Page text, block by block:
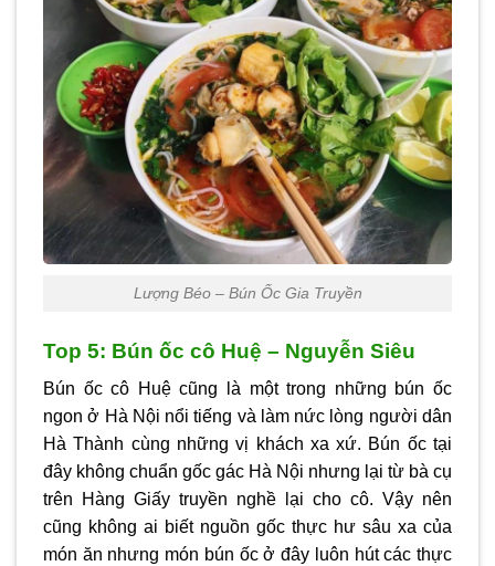
Lượng Béo – Bún Ốc Gia Truyền
Top 5: Bún ốc cô Huệ – Nguyễn Siêu
Bún ốc cô Huệ cũng là một trong những bún ốc
ngon ở Hà Nội nổi tiếng và làm nức lòng người dân
Hà Thành cùng những vị khách xa xứ. Bún ốc tại
đây không chuẩn gốc gác Hà Nội nhưng lại từ bà cụ
trên Hàng Giấy truyền nghề lại cho cô. Vậy nên
cũng không ai biết nguồn gốc thực hư sâu xa của
món ăn nhưng món bún ốc ở đây luôn hút các thực